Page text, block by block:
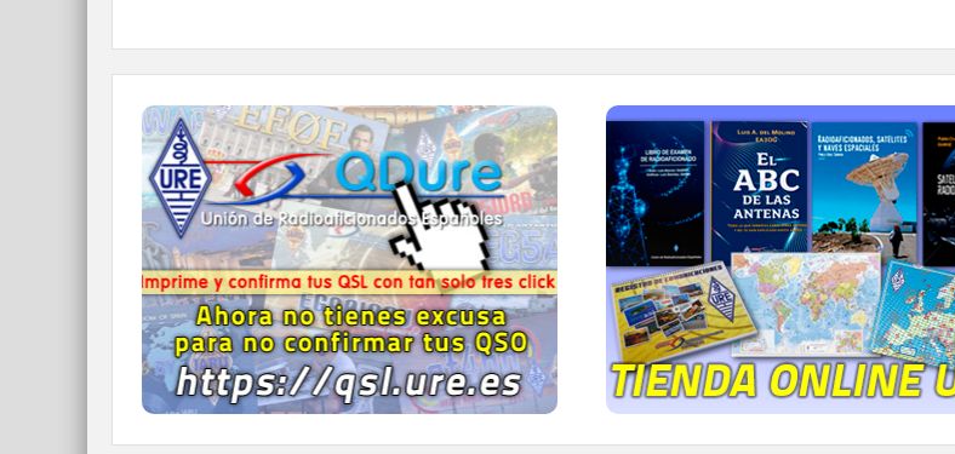
QDURE - https://qsl.ure.es
Imprime y confirma tus QSL en tan solo tres
click.
Nunca fue tan fácil y cómodo
el confirmar tus contactos.
IR A QDURE
TIENDA ONLINE URE
Publicaciones, mapas, polos,
gorras, tazas, forros polares y mucho
IR A LA TIENDA DE URE